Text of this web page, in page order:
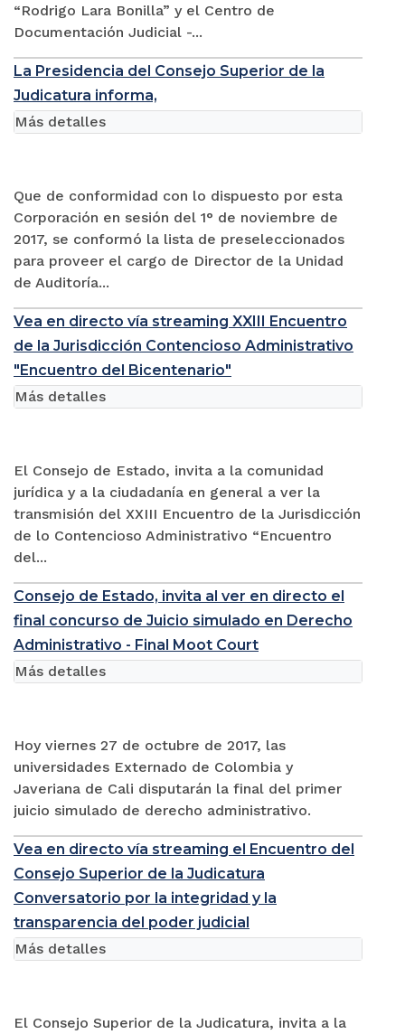
“Rodrigo Lara Bonilla” y el Centro de
Documentación Judicial -...
La Presidencia del Consejo Superior de la
Judicatura informa,
Que de conformidad con lo dispuesto por esta
Corporación en sesión del 1° de noviembre de
2017, se conformó la lista de preseleccionados
para proveer el cargo de Director de la Unidad
de Auditoría...
Más detalles
Vea en directo vía streaming XXIII Encuentro
de la Jurisdicción Contencioso Administrativo
"Encuentro del Bicentenario"
El Consejo de Estado, invita a la comunidad
jurídica y a la ciudadanía en general a ver la
transmisión del XXIII Encuentro de la Jurisdicción
de lo Contencioso Administrativo “Encuentro
del...
Más detalles
Consejo de Estado, invita al ver en directo el
final concurso de Juicio simulado en Derecho
Administrativo - Final Moot Court
Hoy viernes 27 de octubre de 2017, las
universidades Externado de Colombia y
Javeriana de Cali disputarán la final del primer
juicio simulado de derecho administrativo.
Más detalles
Vea en directo vía streaming el Encuentro del
Consejo Superior de la Judicatura
Conversatorio por la integridad y la
transparencia del poder judicial
El Consejo Superior de la Judicatura, invita a la
Más detalles